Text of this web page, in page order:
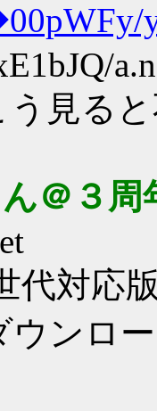
見る
＠３周
代対応
ウンロ